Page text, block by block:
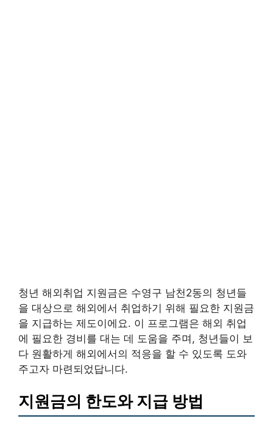
청년 해외취업 지원금은 수영구 남천2동의 청년들
을 대상으로 해외에서 취업하기 위해 필요한 지원금
을 지급하는 제도이에요. 이 프로그램은 해외 취업
에 필요한 경비를 대는 데 도움을 주며, 청년들이 보
다 원활하게 해외에서의 적응을 할 수 있도록 도와
주고자 마련되었답니다.
지원금의 한도와 지급 방법